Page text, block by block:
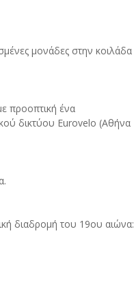
μονάδες στην κοιλάδα
προοπτική ένα
δικτύου Eurovelo (Αθήνα
διαδρομή του 19ου αιώνα: